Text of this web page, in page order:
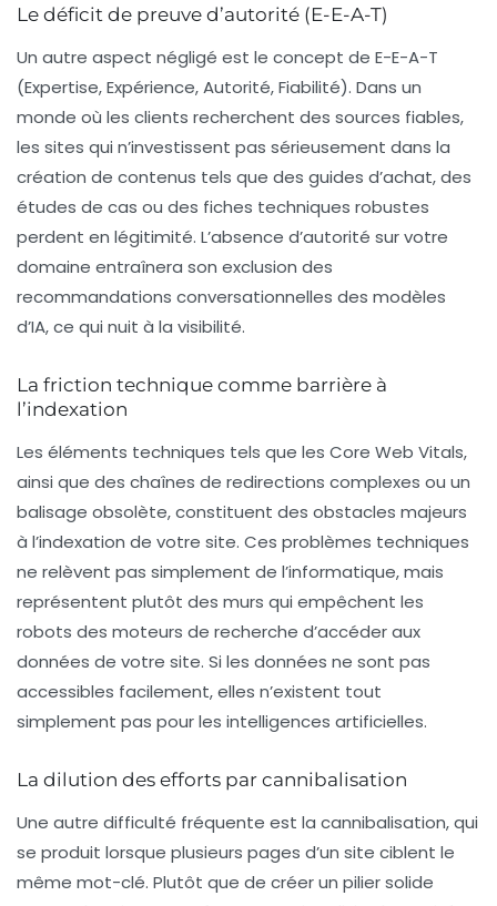
Le déficit de preuve d’autorité (E-E-A-T)
Un autre aspect négligé est le concept de E-E-A-T
(Expertise, Expérience, Autorité, Fiabilité). Dans un
monde où les clients recherchent des sources fiables,
les sites qui n’investissent pas sérieusement dans la
création de contenus tels que des guides d’achat, des
études de cas ou des fiches techniques robustes
perdent en légitimité. L’absence d’autorité sur votre
domaine entraînera son exclusion des
recommandations conversationnelles des modèles
d’IA, ce qui nuit à la visibilité.
La friction technique comme barrière à
l’indexation
Les éléments techniques tels que les Core Web Vitals,
ainsi que des chaînes de redirections complexes ou un
balisage obsolète, constituent des obstacles majeurs
à l’indexation de votre site. Ces problèmes techniques
ne relèvent pas simplement de l’informatique, mais
représentent plutôt des murs qui empêchent les
robots des moteurs de recherche d’accéder aux
données de votre site. Si les données ne sont pas
accessibles facilement, elles n’existent tout
simplement pas pour les intelligences artificielles.
La dilution des efforts par cannibalisation
Une autre difficulté fréquente est la cannibalisation, qui
se produit lorsque plusieurs pages d’un site ciblent le
même mot-clé. Plutôt que de créer un pilier solide